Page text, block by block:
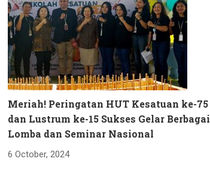
Meriah! Peringatan HUT Kesatuan ke-75
dan Lustrum ke-15 Sukses Gelar Berbagai
Lomba dan Seminar Nasional
6 October, 2024